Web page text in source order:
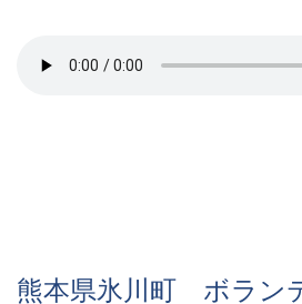
熊本県氷川町 ボラン